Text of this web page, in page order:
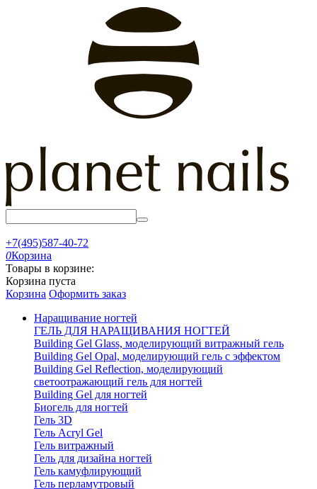
+7(495)587-40-72
0Корзина
Товары в корзине:
Корзина пуста
Корзина Оформить заказ
Наращивание ногтей
ГЕЛЬ ДЛЯ НАРАЩИВАНИЯ НОГТЕЙ
Building Gel Glass, моделирующий витражный гель
Building Gel Opal, моделирующий гель с эффектом
Building Gel Reflection, моделирующий
светоотражающий гель для ногтей
Building Gel для ногтей
Биогель для ногтей
Гель 3D
Гель Acryl Gel
Гель витражный
Гель для дизайна ногтей
Гель камуфлирующий
Гель перламутровый